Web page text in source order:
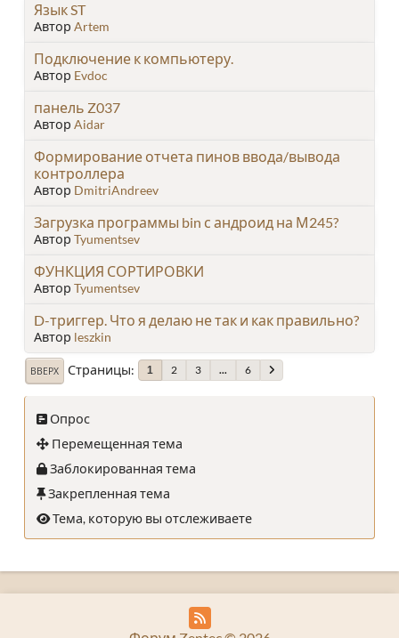
Язык ST
Автор Artem
Подключение к компьютеру.
Автор Evdoc
панель Z037
Автор Aidar
Формирование отчета пинов ввода/вывода
контроллера
Автор DmitriAndreev
Загрузка программы bin с андроид на М245?
Автор Tyumentsev
ФУНКЦИЯ СОРТИРОВКИ
Автор Tyumentsev
D-триггер. Что я делаю не так и как правильно?
Автор leszkin
ВВЕРХ Страницы 1 2 3 ... 6
Опрос
Перемещенная тема
Заблокированная тема
Закрепленная тема
Тема, которую вы отслеживаете